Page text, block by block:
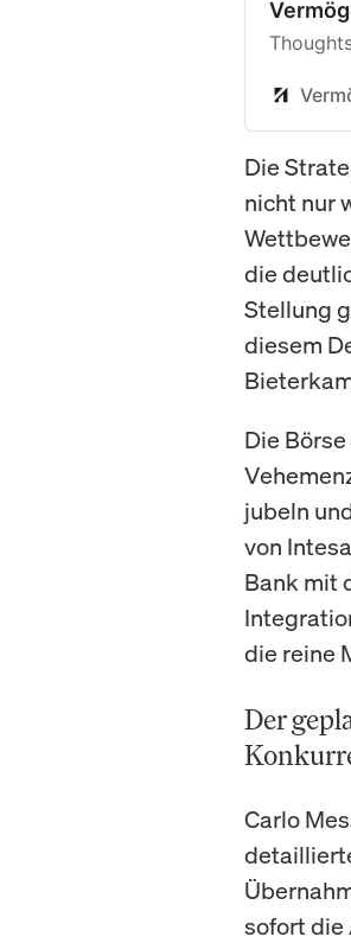
Die
nicht nur
die
Stellung
diesem
Die
jubeln
von
Bank mit
die reine
Der
Carlo
sofort die